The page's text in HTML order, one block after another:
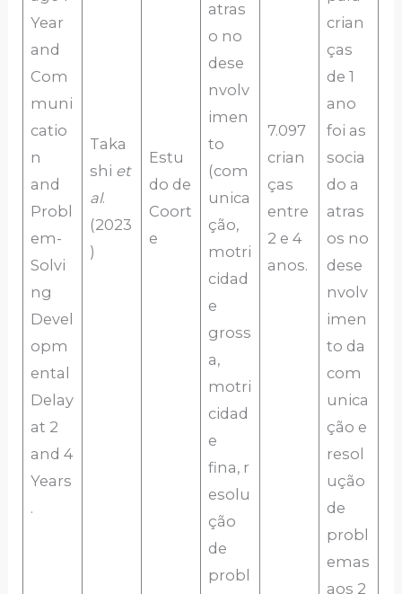
Year
and
Com
muni
catio
n
and
Probl
em-
Solvi
ng
Devel
opm
ental
Delay
at 2
and 4
Years
.
Taka
shi et
al.
(2023
)
Estu
do de
Coort
e
atras
o no
dese
nvolv
imen
to
(com
unica
ção,
motri
cidad
e
gross
a,
motri
cidad
e
fina, r
esolu
ção
de
probl
7.097
crian
ças
entre
2 e 4
anos.
crian
ças
de 1
ano
foi as
socia
do a
atras
os no
dese
nvolv
imen
to da
com
unica
ção e
resol
ução
de
probl
emas
aos 2